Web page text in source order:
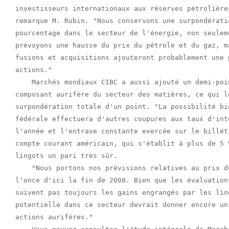
investisseurs internationaux aux réserves
remarque M. Rubin. "Nous conservons une
pourcentage dans le secteur de l'énergie, non
prévoyons une hausse du prix du pétrole et du gaz,
fusions et acquisitions ajouteront probablement une
actions."
Marchés mondiaux CIBC a aussi ajouté un demi-
composant aurifère du secteur des matières, ce qui
surpondération totale d'un point. "La possibilité
fédérale effectuera d'autres coupures aux taux
l'année et l'entrave constante exercée sur le
compte courant américain, qui s'établit à plus de 5
lingots un pari très sûr.
"Nous portons nos prévisions relatives au prix
l'once d'ici la fin de 2008. Bien que les
suivent pas toujours les gains engrangés par les
potentielle dans ce secteur devrait donner encore un
actions aurifères."